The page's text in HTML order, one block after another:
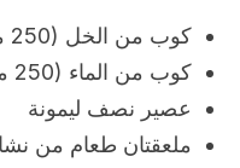
كوب من الخل (250 مل)
كوب من الماء (250 مل)
عصير نصف ليمونة
ملعقتان طعام من نشاء